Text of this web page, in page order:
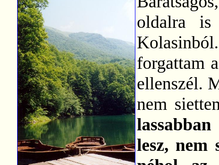
oldalra
forgattam
ellenszél.
nem
lesz, nem